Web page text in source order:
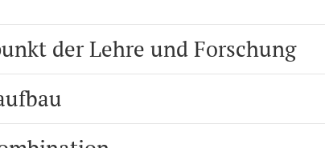
der Lehre und Forschung